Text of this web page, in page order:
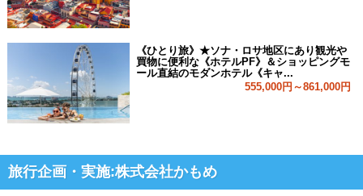
《ひとり旅》★ソナ・ロサ地区にあり観光や
買物に便利な《ホテルPF》＆ショッピングモ
ール直結のモダンホテル《キャ...
555,000円～861,000円
旅行企画・実施:株式会社かもめ